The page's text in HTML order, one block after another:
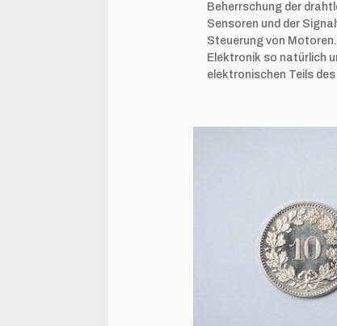
Beherrschung der
Sensoren und der
Steuerung von
Elektronik so natürlich
elektronischen Teils